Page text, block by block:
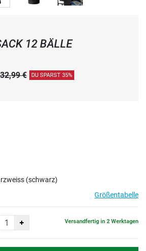
12 BÄLLE
€ DU SPARST 35%
(schwarz)
Größentabelle
Versandfertig in 2 Werktagen